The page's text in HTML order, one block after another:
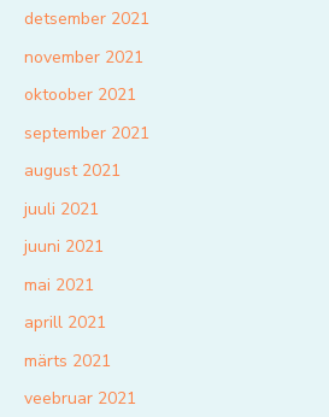
detsember 2021
november 2021
oktoober 2021
september 2021
august 2021
juuli 2021
juuni 2021
mai 2021
aprill 2021
märts 2021
veebruar 2021